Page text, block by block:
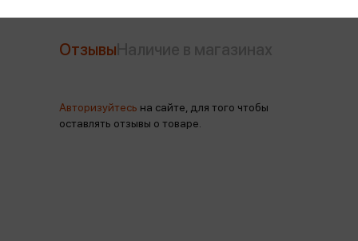
Отзывы
Авторизуйтесь на сайте, для того чтобы
оставлять отзывы о товаре.